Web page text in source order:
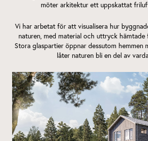
möter arkitektur ett uppskattat
Vi har arbetat för att visualisera hur
naturen, med material och uttryck hämtade
Stora glaspartier öppnar dessutom hemmen
låter naturen bli en del av